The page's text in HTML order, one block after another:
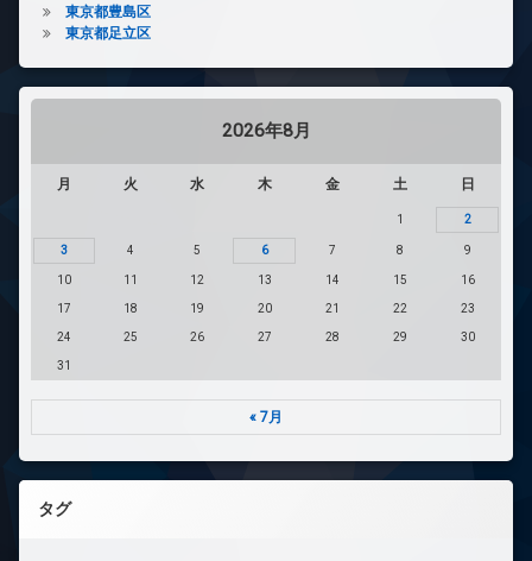
東京都豊島区
東京都足立区
2026年8月
月 火 水 木 金 土 日
1 2
3 4 5 6 7 8 9
10 11 12 13 14 15 16
17 18 19 20 21 22 23
24 25 26 27 28 29 30
31
« 7月
タグ